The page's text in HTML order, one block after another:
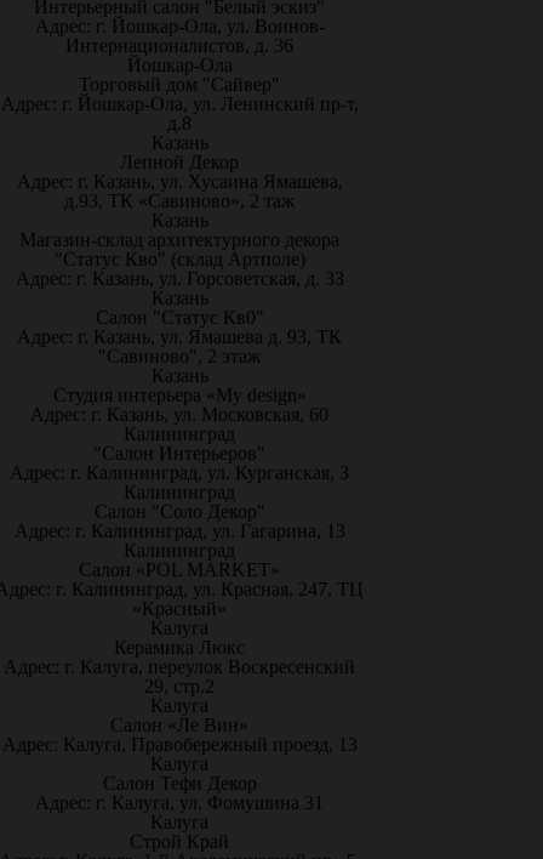
Интерьерный салон "Белый эскиз"
Адрес: г. Йошкар-Ола, ул. Воинов-
Интернационалистов, д. 36
Йошкар-Ола
Торговый дом "Сайвер"
Адрес: г. Йошкар-Ола, ул. Ленинский пр-т,
д.8
Казань
Лепной Декор
Адрес: г. Казань, ул. Хусаина Ямашева,
д.93, ТК «Савиново», 2 таж
Казань
Магазин-склад архитектурного декора
"Статус Кво" (склад Артполе)
Адрес: г. Казань, ул. Горсоветская, д. 33
Казань
Салон "Статус Кв0"
Адрес: г. Казань, ул. Ямашева д. 93, ТК
"Савиново", 2 этаж
Казань
Студия интерьера «My design»
Адрес: г. Казань, ул. Московская, 60
Калининград
"Салон Интерьеров"
Адрес: г. Калининград, ул. Курганская, 3
Калининград
Салон "Соло Декор"
Адрес: г. Калининград, ул. Гагарина, 13
Калининград
Салон «POL MARKET»
г. Калининград, ул. Красная, 247, ТЦ
«Красный»
Калуга
Керамика Люкс
Адрес: г. Калуга, переулок Воскресенский
29, стр.2
Калуга
Салон «Ле Вин»
Адрес: Калуга, Правобережный проезд, 13
Калуга
Салон Тефи Декор
Адрес: г. Калуга, ул. Фомушина 31
Калуга
Строй Край